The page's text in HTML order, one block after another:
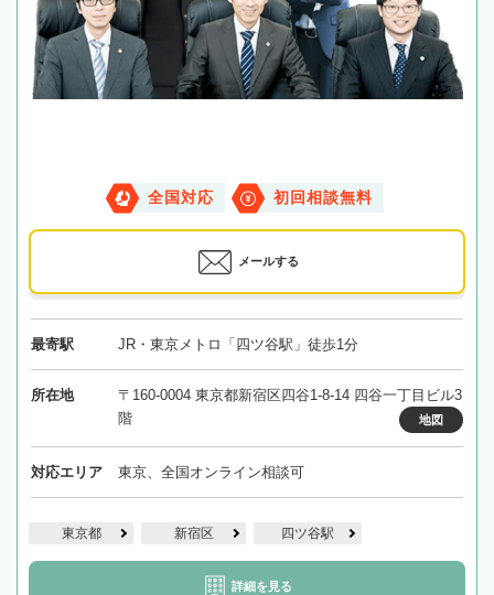
全国対応 初回相談無料
メールする
最寄駅 JR・東京メトロ「四ツ谷駅」徒歩1分
所在地
〒160-0004 東京都新宿区四谷1-8-14 四谷一丁目ビル3
階
地図
対応エリア 東京、全国オンライン相談可
東京都 新宿区 四ツ谷駅
詳細を見る